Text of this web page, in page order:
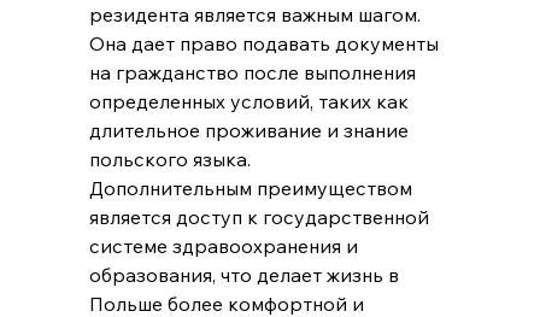
резидента является важным шагом.
Она дает право подавать документы
на гражданство после выполнения
определенных условий, таких как
длительное проживание и знание
польского языка.
Дополнительным преимуществом
является доступ к государственной
системе здравоохранения и
образования, что делает жизнь в
Польше более комфортной и